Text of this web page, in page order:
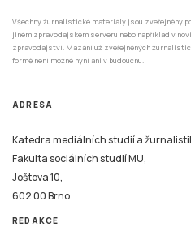
Všechny žurnalistické materiály jsou zveřejněny
jiném zpravodajském serveru nebo například v
zpravodajství. Mazání už zveřejněných
formě není možné nyní ani v budoucnu.
ADRESA
Katedra mediálních studií a
Fakulta sociálních studií MU,
Joštova 10,
602 00 Brno
REDAKCE